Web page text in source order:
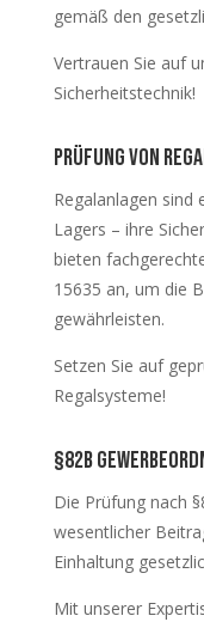
gemäß den
Vertrauen Sie auf
Sicherheitstechnik!
Prüfung von
Regalanlagen sind
Lagers – ihre
bieten
15635 an, um die
gewährleisten.
Setzen Sie auf
Regalsysteme!
§82b
Die Prüfung nach
wesentlicher
Einhaltung
Mit unserer